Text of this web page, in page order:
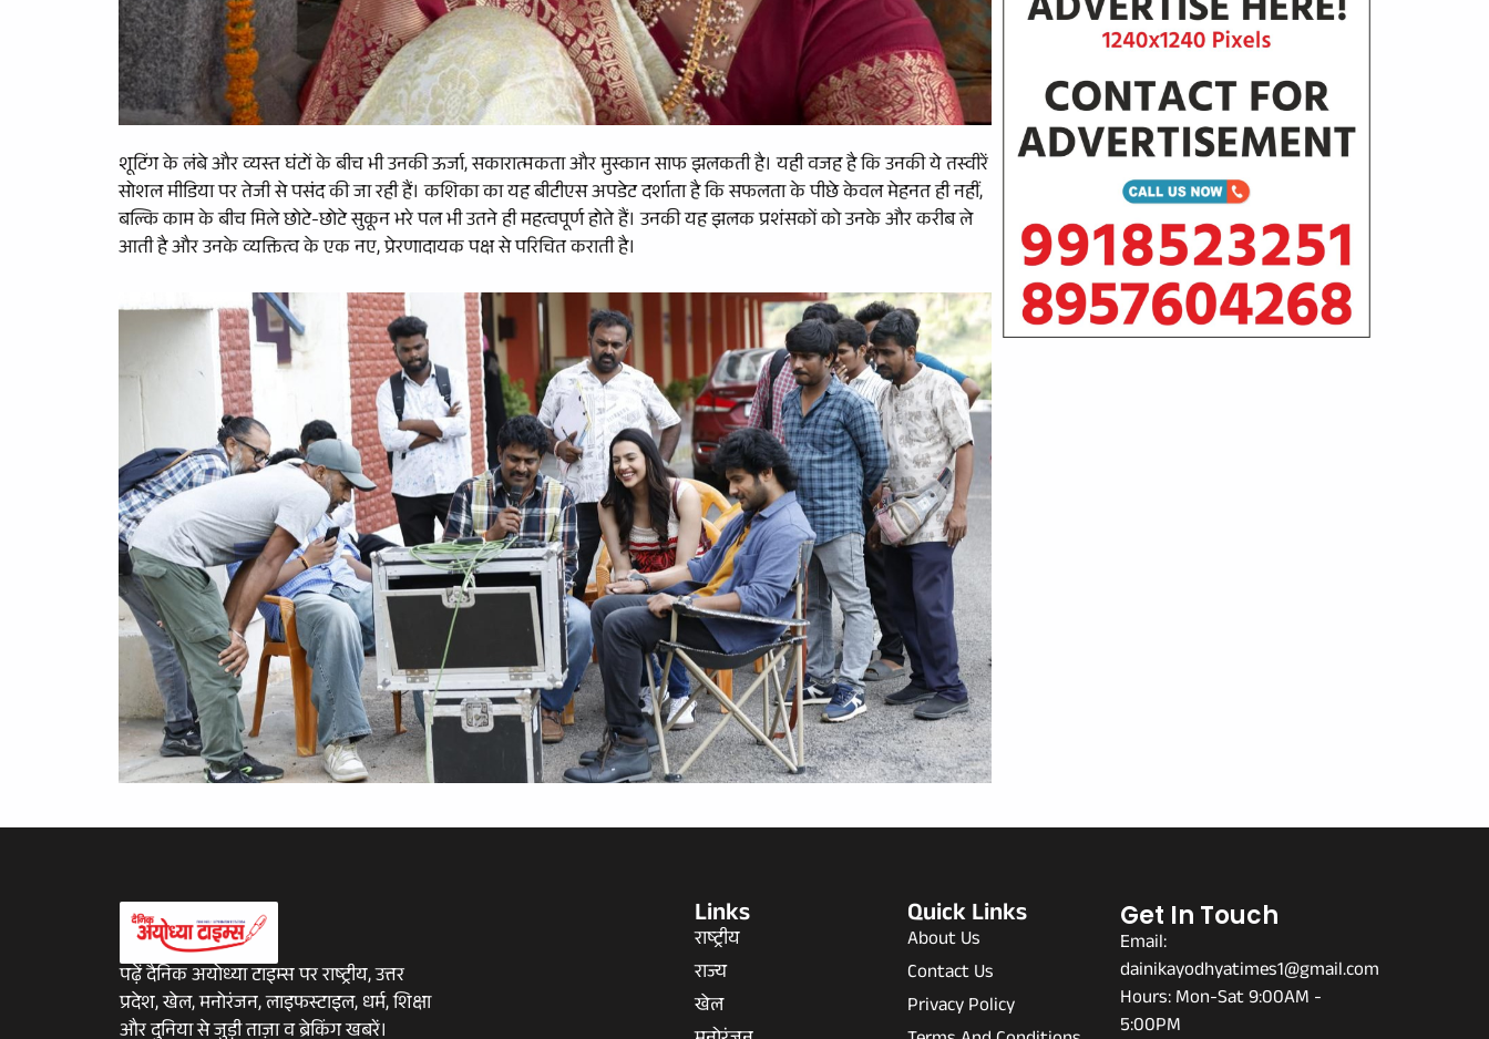
शूटिंग के लंबे और व्यस्त घंटों के बीच भी उनकी ऊर्जा, सकारात्मकता और मुस्कान साफ झलकती है। यही वजह है कि उनकी ये तस्वीरें
सोशल मीडिया पर तेजी से पसंद की जा रही हैं। कशिका का यह बीटीएस अपडेट दर्शाता है कि सफलता के पीछे केवल मेहनत ही नहीं,
बल्कि काम के बीच मिले छोटे-छोटे सुकून भरे पल भी उतने ही महत्वपूर्ण होते हैं। उनकी यह झलक प्रशंसकों को उनके और करीब ले
आती है और उनके व्यक्तित्व के एक नए, प्रेरणादायक पक्ष से परिचित कराती है।
पढ़ें दैनिक अयोध्या टाइम्स पर राष्ट्रीय, उत्तर
प्रदेश, खेल, मनोरंजन, लाइफस्टाइल, धर्म, शिक्षा
Links
राष्ट्रीय
राज्य
खेल
Quick Links
About Us
Contact Us
Privacy Policy
Get In Touch
Email:
dainikayodhyatimes1@gmail.com
Hours: Mon-Sat 9:00AM -
5:00PM